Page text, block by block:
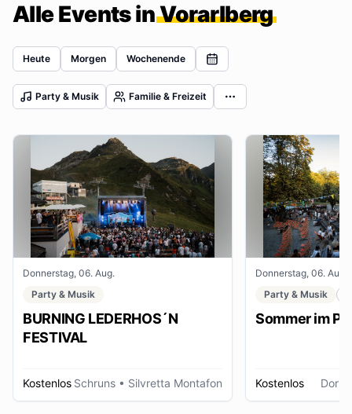
Alle Events inVorarlberg
Heute Morgen Wochenende
Party & Musik Familie & Freizeit
Donnerstag, 06. Aug.
Party & Musik
BURNING LEDERHOS´N
FESTIVAL
Kostenlos Schruns • Silvretta Montafon
Donnerstag, 06. Aug.
Party & Musik
Sommer im
Kostenlos